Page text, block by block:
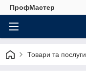
ПрофМастер
Товари та послуги